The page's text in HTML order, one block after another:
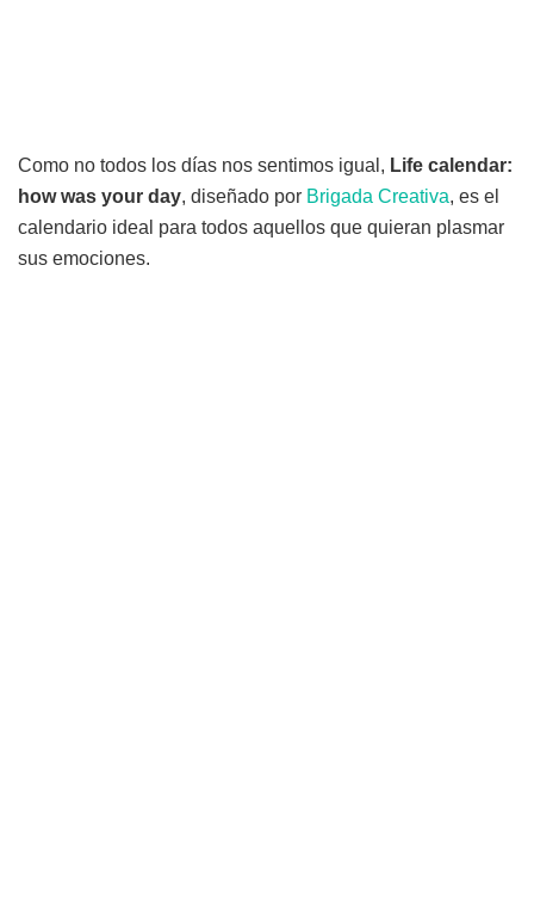
Como no todos los días nos sentimos igual, Life calendar:
how was your day, diseñado por Brigada Creativa, es el
calendario ideal para todos aquellos que quieran plasmar
sus emociones.